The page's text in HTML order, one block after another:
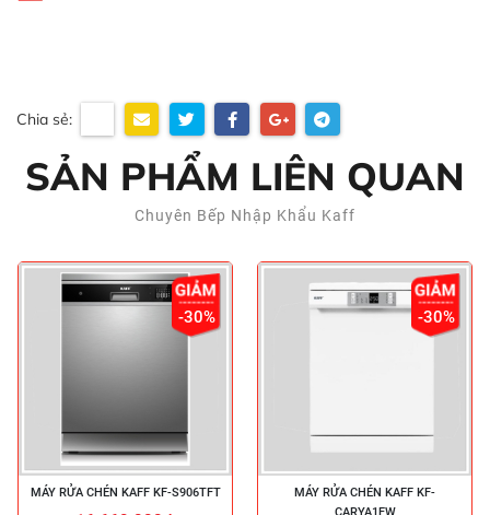
Chia sẻ:
SẢN PHẨM LIÊN QUAN
Chuyên Bếp Nhập Khẩu Kaff
-30%
MÁY RỬA CHÉN KAFF KF-S906TFT
-30%
MÁY RỬA CHÉN KAFF KF-